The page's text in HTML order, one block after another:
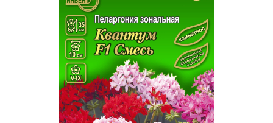
на страницу товара